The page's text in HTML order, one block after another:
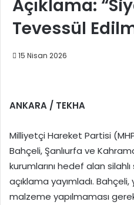
Açıklama:
Tevessül
15 Nisan 2026
ANKARA / TEKHA
Milliyetçi Hareket Partisi
Bahçeli, Şanlıurfa ve
kurumlarını hedef alan silahlı
açıklama yayımladı.
malzeme yapılmaması